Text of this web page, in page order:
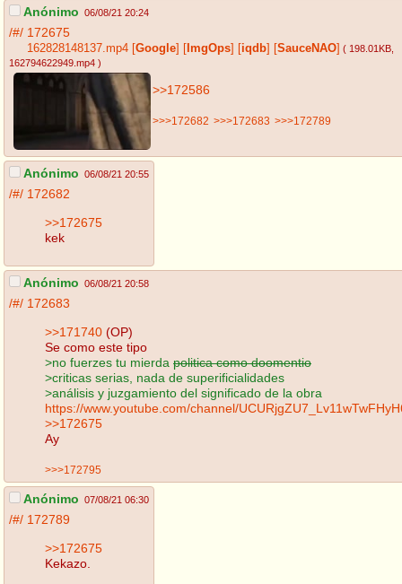
Anónimo 06/08/21 20:24
/#/ 172675
162828148137.mp4 Google ImgOps iqdb SauceNAO ( 198.01KB
162794622949.mp4 )
>>172586
>>>172682 >>>172683 >>>172789
Anónimo 06/08/21 20:55
/#/ 172682
>>172675
kek
Anónimo 06/08/21 20:58
/#/ 172683
>>171740 (OP)
Se como este tipo
>no fuerzes tu mierda politica como doomentio
>criticas serias, nada de superificialidades
>análisis y juzgamiento del significado de la obra
https://www.youtube.com/channel/
>>172675
Ay
>>>172795
Anónimo 07/08/21 06:30
/#/ 172789
>>172675
Kekazo.